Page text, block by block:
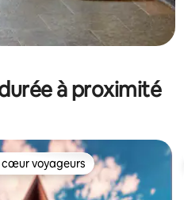
à proximité
cœur voyageurs
cœur voyageurs